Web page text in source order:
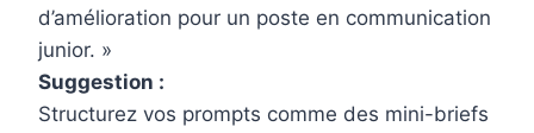
d’amélioration pour un poste en communication
junior. »
Suggestion :
Structurez vos prompts comme des mini-briefs